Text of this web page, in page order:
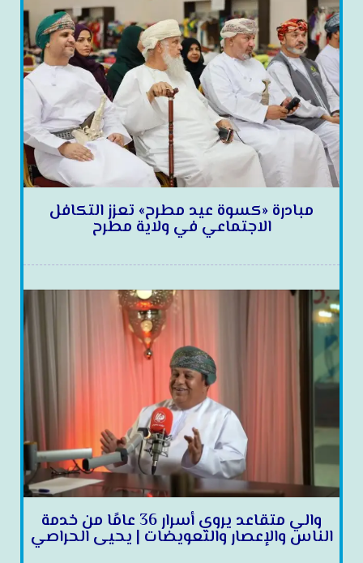
مبادرة «كسوة عيد مطرح» تعزز التكافل
الاجتماعي في ولاية مطرح
والي متقاعد يروي أسرار 36 عامًا من خدمة
الناس والإعصار والتعويضات | يحيى الحراصي